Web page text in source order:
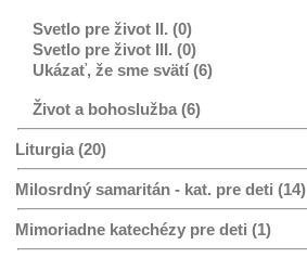
Svetlo pre život II. (0)
Svetlo pre život III. (0)
Ukázať, že sme svätí (6)
Život a bohoslužba (6)
Liturgia (20)
Milosrdný samaritán - kat. pre deti (14)
Mimoriadne katechézy pre deti (1)